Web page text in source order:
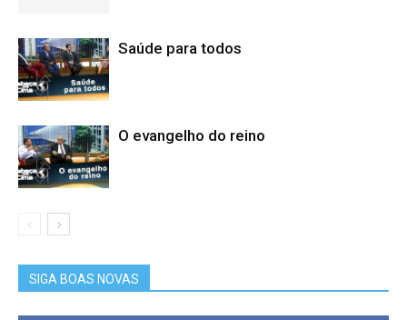
Saúde para todos
O evangelho do reino
SIGA BOAS NOVAS